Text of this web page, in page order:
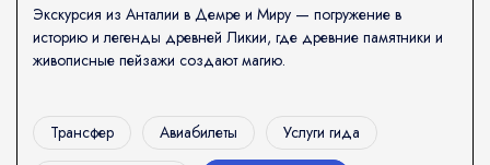
Экскурсия из Анталии в Демре и Миру — погружение в
историю и легенды древней Ликии, где древние памятники и
живописные пейзажи создают магию.
Трансфер Авиабилеты Услуги гида